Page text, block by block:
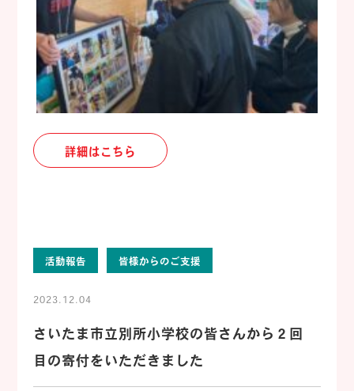
詳細はこちら
活動報告 皆様からのご支援
2023.12.04
さいたま市立別所小学校の皆さんから２回
目の寄付をいただきました